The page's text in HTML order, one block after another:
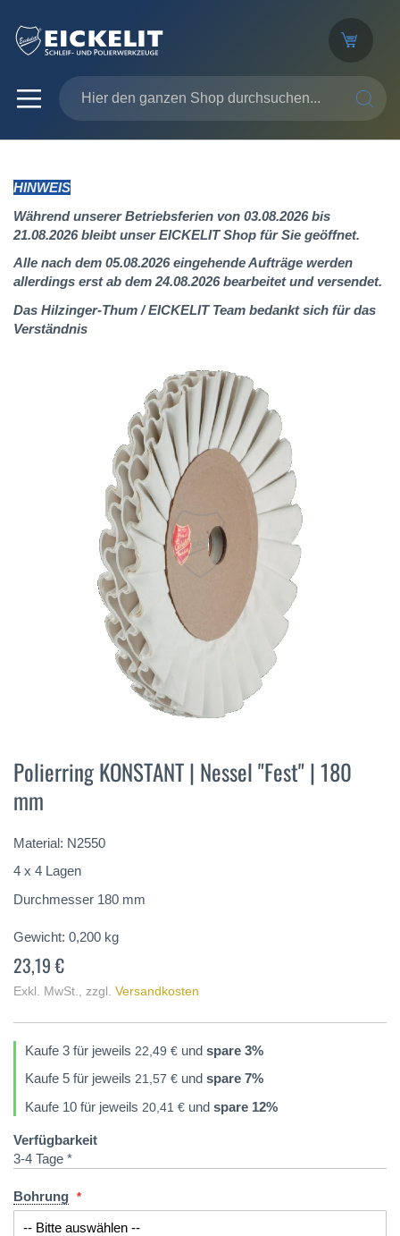
SUCHE
HINWEIS
Während unserer Betriebsferien von 03.08.2026 bis
21.08.2026 bleibt unser EICKELIT Shop für Sie geöffnet.
Alle nach dem 05.08.2026 eingehende Aufträge werden
allerdings erst ab dem 24.08.2026 bearbeitet und versendet.
Das Hilzinger-Thum / EICKELIT Team bedankt sich für das
Verständnis
der
Bildergalerie
springen
Polierring KONSTANT | Nessel "Fest" | 180
mm
Material: N2550
4 x 4 Lagen
Durchmesser 180 mm
Gewicht: 0,200 kg
23,19 €
Exkl. MwSt. zzgl. Versandkosten
Kaufe 3 für jeweils 22,49 € und spare 3%
Kaufe 5 für jeweils 21,57 € und spare 7%
Kaufe 10 für jeweils 20,41 € und spare 12%
Verfügbarkeit
3-4 Tage *
Bohrung